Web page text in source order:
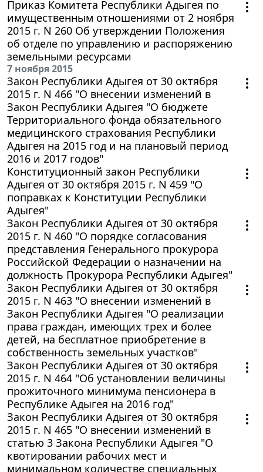
Приказ Комитета Республики Адыгея по
имущественным отношениями от 2 ноября
2015 г. N 260 Об утверждении Положения
об отделе по управлению и распоряжению
земельными ресурсами
7 ноября 2015
Закон Республики Адыгея от 30 октября
2015 г. N 466 "О внесении изменений в
Закон Республики Адыгея "О бюджете
Территориального фонда обязательного
медицинского страхования Республики
Адыгея на 2015 год и на плановый период
2016 и 2017 годов"
Конституционный закон Республики
Адыгея от 30 октября 2015 г. N 459 "О
поправках к Конституции Республики
Адыгея"
Закон Республики Адыгея от 30 октября
2015 г. N 460 "О порядке согласования
представления Генерального прокурора
Российской Федерации о назначении на
должность Прокурора Республики Адыгея"
Закон Республики Адыгея от 30 октября
2015 г. N 463 "О внесении изменений в
Закон Республики Адыгея "О реализации
права граждан, имеющих трех и более
детей, на бесплатное приобретение в
собственность земельных участков"
Закон Республики Адыгея от 30 октября
2015 г. N 464 "Об установлении величины
прожиточного минимума пенсионера в
Республике Адыгея на 2016 год"
Закон Республики Адыгея от 30 октября
2015 г. N 465 "О внесении изменений в
статью 3 Закона Республики Адыгея "О
квотировании рабочих мест и
минимальном количестве специальных